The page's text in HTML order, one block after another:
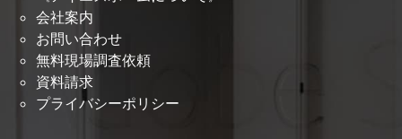
会社案内
お問い合わせ
無料現場調査依頼
資料請求
プライバシーポリシー